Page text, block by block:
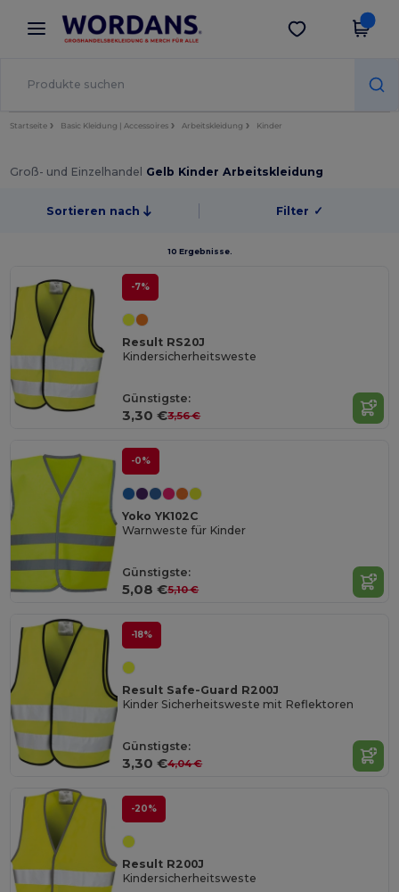
× Wordans App
Bessere Preise in der App!
App holen
Startseite Basic Kleidung | Accessoires Arbeitskleidung Kinder
Groß- und Einzelhandel Gelb Kinder Arbeitskleidung
Sortieren nach Filter ✓
10 Ergebnisse.
-7%
Result RS20J
Kindersicherheitsweste
Günstigste:
3,30 €3,56 €
-0%
Yoko YK102C
Warnweste für Kinder
Günstigste:
5,08 €5,10 €
-18%
Result Safe-Guard R200J
Kinder Sicherheitsweste mit Reflektoren
Günstigste:
3,30 €4,04 €
-20%
Result R200J
Kindersicherheitsweste